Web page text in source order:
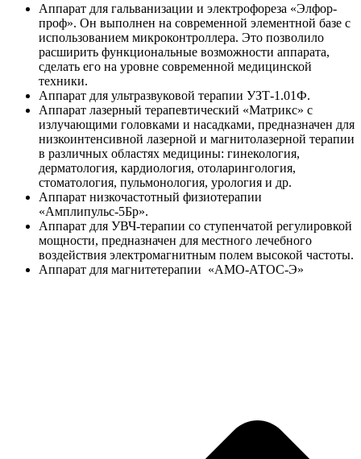
Аппарат для гальванизации и электрофореза «Элфор-
проф». Он выполнен на современной элементной базе с
использованием микроконтроллера. Это позволило
расширить функциональные возможности аппарата,
сделать его на уровне современной медицинской
техники.
Аппарат для ультразвуковой терапии УЗТ-1.01Ф.
Аппарат лазерный терапевтический «Матрикс» с
излучающими головками и насадками, предназначен для
низкоинтенсивной лазерной и магнитолазерной терапии
в различных областях медицины: гинекология,
дерматология, кардиология, отоларингология,
стоматология, пульмонология, урология и др.
Аппарат низкочастотный физиотерапии
«Амплипульс-5Бр».
Аппарат для УВЧ-терапии со ступенчатой регулировкой
мощности, предназначен для местного лечебного
воздействия электромагнитным полем высокой частоты.
Аппарат для магнитетерапии «АМО-АТОС-Э»